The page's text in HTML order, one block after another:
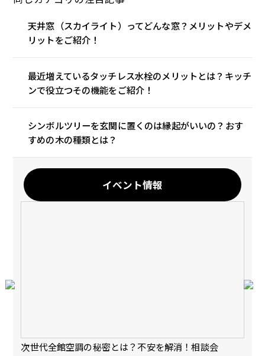
天井窓（スカイライト）ってどんな窓？メリットやデメ
リットをご紹介！
最近増えているタッチレス水栓のメリットとは？キッチ
ンで役立つその機能をご紹介！
シンボルツリーを玄関に置くのは縁起がいいの？おす
すめの木の種類とは？
イベント情報
次世代全館空調の秘密とは？不安を解消！相談会